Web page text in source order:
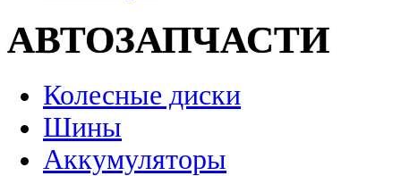
АВТОЗАПЧАСТИ
Колесные диски
Шины
Аккумуляторы